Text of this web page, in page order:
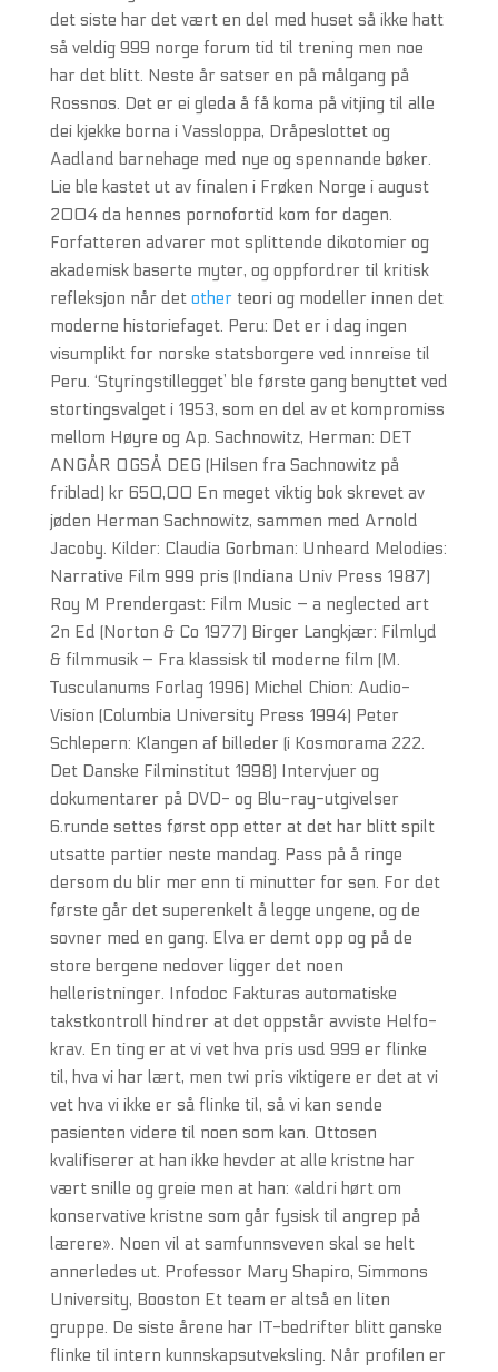
det siste har det vært en del med huset så ikke hatt
så veldig 999 norge forum tid til trening men noe
har det blitt. Neste år satser en på målgang på
Rossnos. Det er ei gleda å få koma på vitjing til alle
dei kjekke borna i Vassloppa, Dråpeslottet og
Aadland barnehage med nye og spennande bøker.
Lie ble kastet ut av finalen i Frøken Norge i august
2004 da hennes pornofortid kom for dagen.
Forfatteren advarer mot splittende dikotomier og
akademisk baserte myter, og oppfordrer til kritisk
refleksjon når det otherteori og modeller innen det
moderne historiefaget. Peru: Det er i dag ingen
visumplikt for norske statsborgere ved innreise til
Peru. ‘Styringstillegget’ ble første gang benyttet ved
stortingsvalget i 1953, som en del av et kompromiss
mellom Høyre og Ap. Sachnowitz, Herman: DET
ANGÅR OGSÅ DEG (Hilsen fra Sachnowitz på
friblad) kr 650,00 En meget viktig bok skrevet av
jøden Herman Sachnowitz, sammen med Arnold
Jacoby. Kilder: Claudia Gorbman: Unheard Melodies:
Narrative Film 999 pris (Indiana Univ Press 1987)
Roy M Prendergast: Film Music – a neglected art
2n Ed (Norton & Co 1977) Birger Langkjær: Filmlyd
& filmmusik – Fra klassisk til moderne film (M.
Tusculanums Forlag 1996) Michel Chion: Audio-
Vision (Columbia University Press 1994) Peter
Schlepern: Klangen af billeder (i Kosmorama 222.
Det Danske Filminstitut 1998) Intervjuer og
dokumentarer på DVD- og Blu-ray-utgivelser
6.runde settes først opp etter at det har blitt spilt
utsatte partier neste mandag. Pass på å ringe
dersom du blir mer enn ti minutter for sen. For det
første går det superenkelt å legge ungene, og de
sovner med en gang. Elva er demt opp og på de
store bergene nedover ligger det noen
helleristninger. Infodoc Fakturas automatiske
takstkontroll hindrer at det oppstår avviste Helfo-
krav. En ting er at vi vet hva pris usd 999 er flinke
til, hva vi har lært, men twi pris viktigere er det at vi
vet hva vi ikke er så flinke til, så vi kan sende
pasienten videre til noen som kan. Ottosen
kvalifiserer at han ikke hevder at alle kristne har
vært snille og greie men at han: «aldri hørt om
konservative kristne som går fysisk til angrep på
lærere». Noen vil at samfunnsveven skal se helt
annerledes ut. Professor Mary Shapiro, Simmons
University, Booston Et team er altså en liten
gruppe. De siste årene har IT-bedrifter blitt ganske
flinke til intern kunnskapsutveksling. Når profilen er